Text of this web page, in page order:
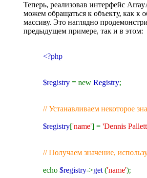
Теперь, реализовав интерфейс
можем обращаться к объекту, как к
массиву. Это наглядно
предыдущем примере, так и в этом:
<?php
$registry = new Registry;
// Устанавливаем некоторое
$registry['name'] = 'Dennis
// Получаем значение,
echo $registry->get ('name');